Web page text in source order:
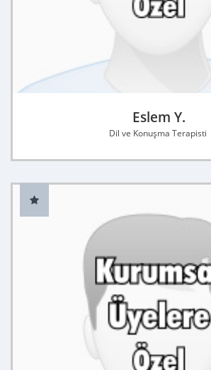
Eslem Y.
Dil ve Konuşma Terapisti